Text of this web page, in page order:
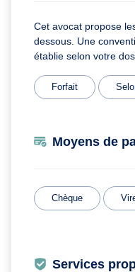
Cet avocat propose
dessous. Une
établie selon votre
Forfait
Moyens de
Chèque
Services